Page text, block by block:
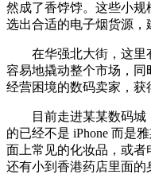
然成了香饽饽。这些小
选出合适的电子烟货源，
在华强北大街，这里
容易地撬动整个市场，同
经营困境的数码卖家，获
目前走进某某数码
的已经不是 iPhone 而是
面上常见的化妆品，或
还有小到香港药店里面的